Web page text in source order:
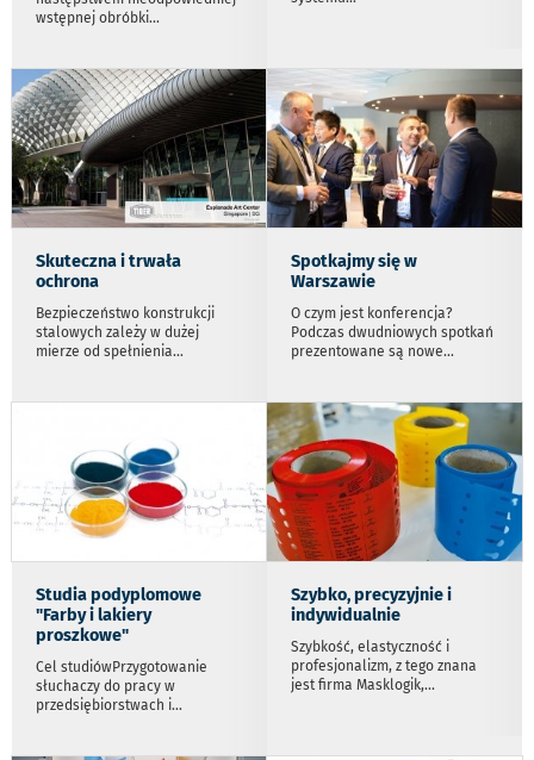
wstępnej obróbki...
Skuteczna i trwała
ochrona
Bezpieczeństwo konstrukcji
stalowych zależy w dużej
mierze od spełnienia...
Spotkajmy się w
Warszawie
O czym jest konferencja?
Podczas dwudniowych spotkań
prezentowane są nowe...
Studia podyplomowe
"Farby i lakiery
proszkowe"
Cel studiówPrzygotowanie
słuchaczy do pracy w
przedsiębiorstwach i...
Szybko, precyzyjnie i
indywidualnie
Szybkość, elastyczność i
profesjonalizm, z tego znana
jest firma Masklogik,...